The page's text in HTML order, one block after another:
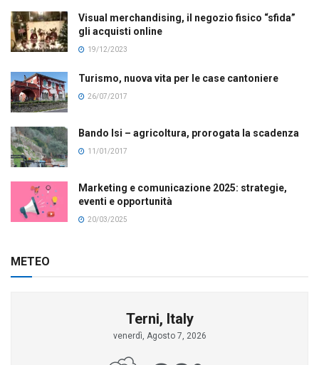
Visual merchandising, il negozio fisico “sfida”
gli acquisti online
19/12/2023
Turismo, nuova vita per le case cantoniere
26/07/2017
Bando Isi – agricoltura, prorogata la scadenza
11/01/2017
Marketing e comunicazione 2025: strategie,
eventi e opportunità
20/03/2025
METEO
Terni, Italy
venerdì, Agosto 7, 2026